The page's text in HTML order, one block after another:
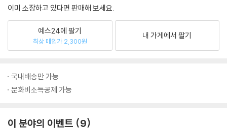
이미 소장하고 있다면 판매해 보세요.
예스24에 팔기
최상 매입가 2,300원
내 가게에서 팔기
국내배송만 가능
문화비소득공제 가능
이 분야의 이벤트 9